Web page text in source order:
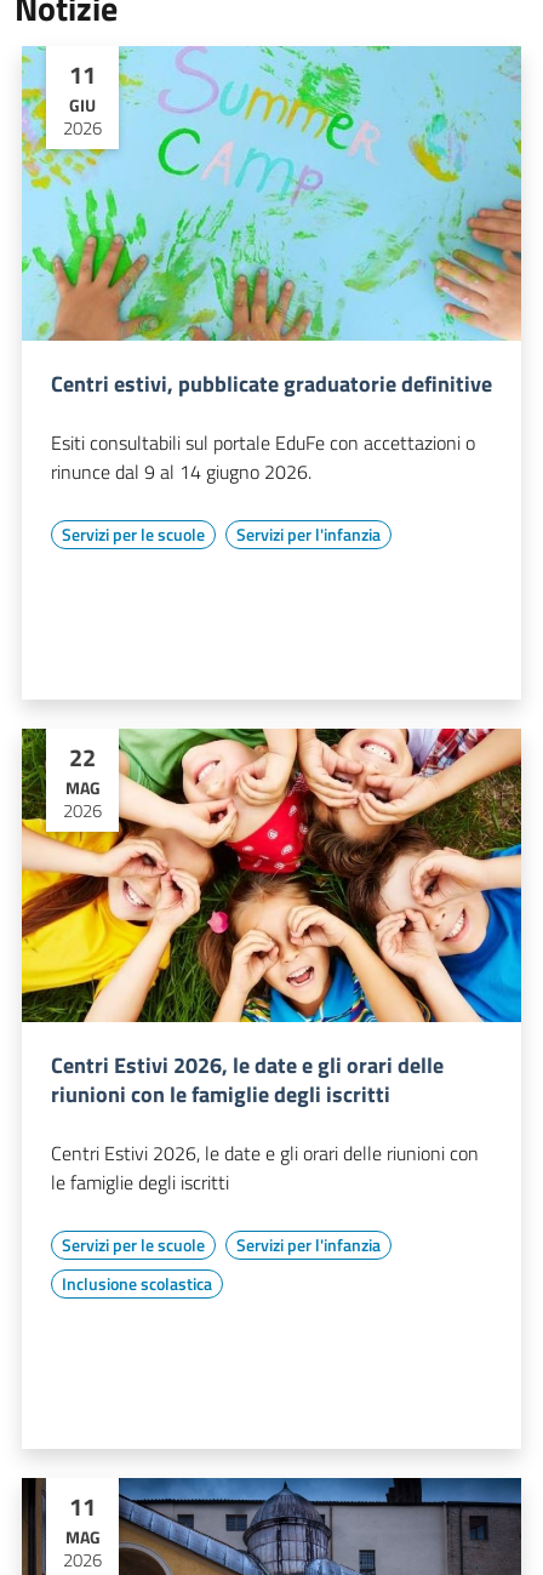
11
GIU
2026
Centri estivi, pubblicate graduatorie definitive
Esiti consultabili sul portale EduFe con accettazioni o
rinunce dal 9 al 14 giugno 2026.
Servizi per le scuole Servizi per l'infanzia
22
MAG
2026
Centri Estivi 2026, le date e gli orari delle
riunioni con le famiglie degli iscritti
Centri Estivi 2026, le date e gli orari delle riunioni con
le famiglie degli iscritti
Servizi per le scuole
Servizi per l'infanzia
Inclusione scolastica
11
MAG
2026